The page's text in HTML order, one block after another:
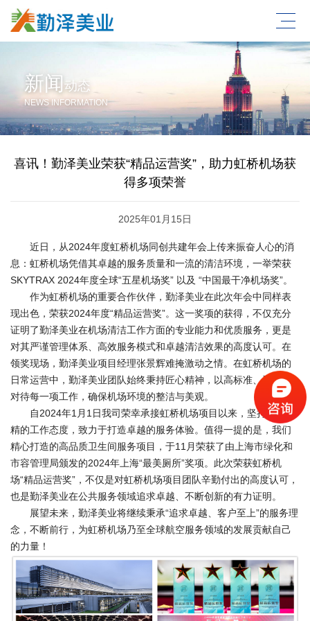
新闻动态
NEWS INFORMATION
喜讯！勤泽美业荣获“精品运营奖”，助力虹桥机场获
得多项荣誉
2025年01月15日
近日，从2024年度虹桥机场同创共建年会上传来振奋人心的消
息：虹桥机场凭借其卓越的服务质量和一流的清洁环境，一举荣获
SKYTRAX 2024年度全球“五星机场奖” 以及 “中国最干净机场奖”。
作为虹桥机场的重要合作伙伴，勤泽美业在此次年会中同样表
现出色，荣获2024年度“精品运营奖”。这一奖项的获得，不仅充分
证明了勤泽美业在机场清洁工作方面的专业能力和优质服务，更是
对其严谨管理体系、高效服务模式和卓越清洁效果的高度认可。在
领奖现场，勤泽美业项目经理张景辉难掩激动之情。在虹桥机场的
日常运营中，勤泽美业团队始终秉持匠心精神，以高标准、严要求
对待每一项工作，确保机场环境的整洁与美观。
自2024年1月1日我司荣幸承接虹桥机场项目以来，坚持精益求
精的工作态度，致力于打造卓越的服务体验。值得一提的是，我们
精心打造的高品质卫生间服务项目，于11月荣获了由上海市绿化和
市容管理局颁发的2024年上海“最美厕所”奖项。此次荣获虹桥机
场“精品运营奖”，不仅是对虹桥机场项目团队辛勤付出的高度认可，
也是勤泽美业在公共服务领域追求卓越、不断创新的有力证明。
展望未来，勤泽美业将继续秉承“追求卓越、客户至上”的服务理
念，不断前行，为虹桥机场乃至全球航空服务领域的发展贡献自己
的力量！